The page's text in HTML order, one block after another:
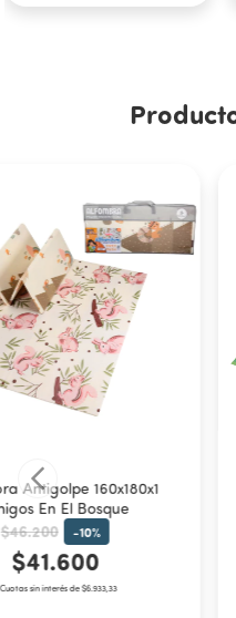
Antigolpe 160x180x1
En El Bosque
$46.200 -10%
$41.600
sin interés de $6.933,33